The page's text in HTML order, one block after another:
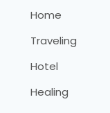
Home
Traveling
Hotel
Healing